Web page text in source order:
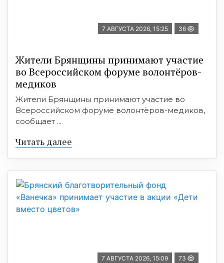
7 АВГУСТА 2026, 15:25 36
Жители Брянщины принимают участие
во Всероссийском форуме волонтёров-
медиков
Жители Брянщины принимают участие во
Всероссийском форуме волонтёров-медиков,
сообщает ...
Читать далее
7 АВГУСТА 2026, 15:09 73